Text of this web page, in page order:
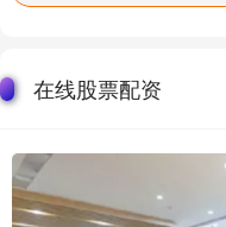
在线股票配资